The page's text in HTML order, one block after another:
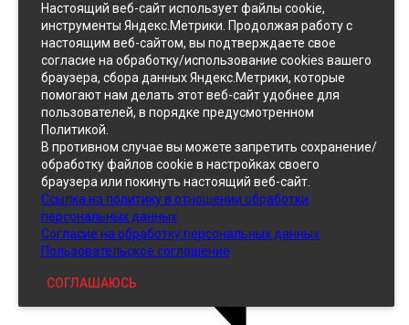
Джинс
Однотонный
Принтованный
Кожзам
Настоящий веб-сайт использует файлы cookie,
инструменты Яндекс.Метрики. Продолжая работу с
настоящим веб-сайтом, вы подтверждаете свое
согласие на обработку/использование cookies вашего
браузера, сбора данных Яндекс.Метрики, которые
помогают нам делать этот веб-сайт удобнее для
пользователей, в порядке предусмотренном
Политикой.
В противном случае вы можете запретить сохранение/
обработку файлов cookie в настройках своего
браузера или покинуть настоящий веб-сайт.
Ссылка на политику в отношении обработки
персональных данных
Согласие на обработку персональных данных
Пользовательское соглашение
СОГЛАШАЮСЬ